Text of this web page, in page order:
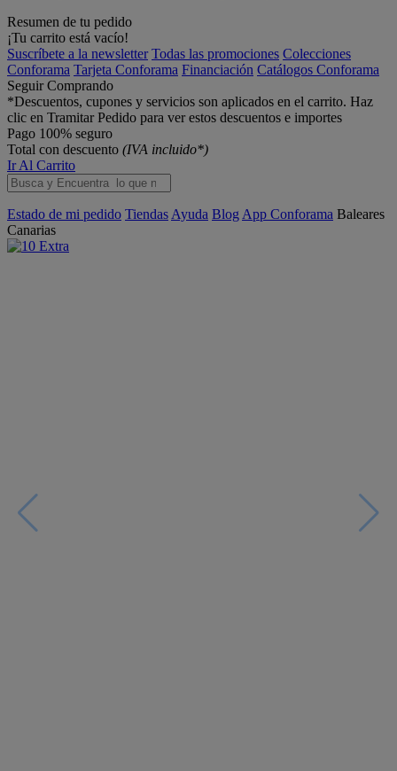
Resumen de tu pedido
¡Tu carrito está vacío!
Suscríbete a la newsletter Todas las promociones Colecciones
Conforama Tarjeta Conforama Financiación Catálogos Conforama
Seguir Comprando
*Descuentos, cupones y servicios son aplicados en el carrito. Haz
clic en Tramitar Pedido para ver estos descuentos e importes
Pago 100% seguro
Total con descuento (IVA incluido*)
Ir Al Carrito
Estado de mi pedido Tiendas Ayuda Blog App Conforama Baleares
Canarias